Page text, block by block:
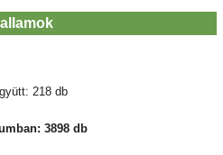
218 db
3898 db